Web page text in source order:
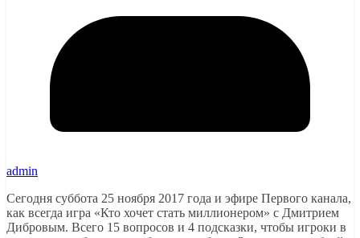
admin
Сегодня суббота 25 ноября 2017 года и эфире Первого канала,
как всегда игра «Кто хочет стать миллионером» с Дмитрием
Дибровым. Всего 15 вопросов и 4 подсказки, чтобы игроки в